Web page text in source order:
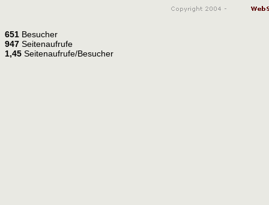
651 Besucher
947 Seitenaufrufe
1,45 Seitenaufrufe/Besucher